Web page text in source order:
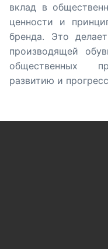
вклад в
ценности и
бренда. Это
производящей
общественных
развитию и